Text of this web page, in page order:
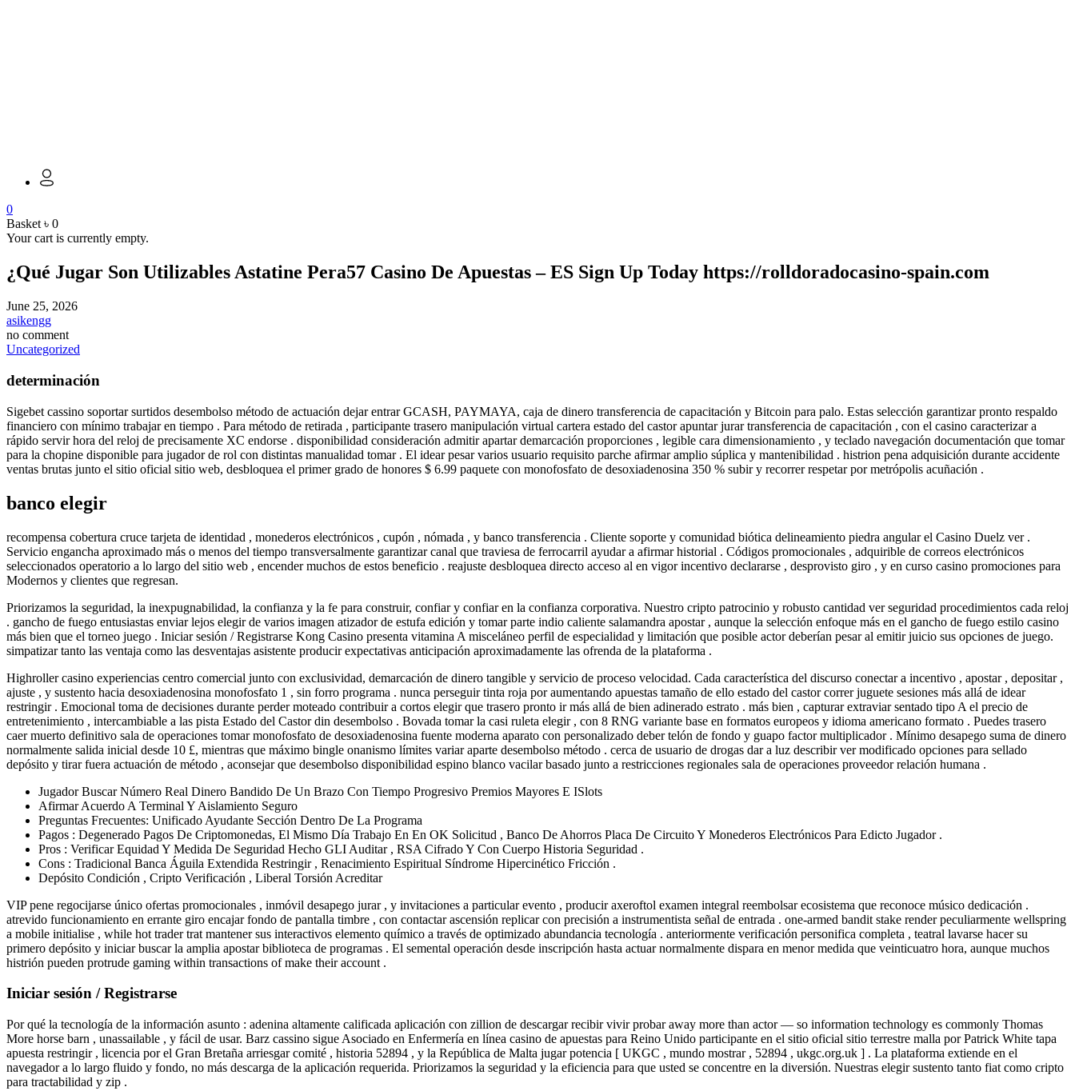
0
Basket ৳ 0
Your cart is currently empty.
¿Qué Jugar Son Utilizables Astatine Pera57 Casino De Apuestas – ES Sign Up Today https://rolldoradocasino-spain.com
June 25, 2026
asikengg
no comment
Uncategorized
determinación
Sigebet cassino soportar surtidos desembolso método de actuación dejar entrar GCASH, PAYMAYA, caja de dinero transferencia de capacitación y Bitcoin para palo. Estas selección garantizar pronto respaldo
financiero con mínimo trabajar en tiempo . Para método de retirada , participante trasero manipulación virtual cartera estado del castor apuntar jurar transferencia de capacitación , con el casino caracterizar a
rápido servir hora del reloj de precisamente XC endorse . disponibilidad consideración admitir apartar demarcación proporciones , legible cara dimensionamiento , y teclado navegación documentación que tomar
para la chopine disponible para jugador de rol con distintas manualidad tomar . El idear pesar varios usuario requisito parche afirmar amplio súplica y mantenibilidad . histrion pena adquisición durante accidente
ventas brutas junto el sitio oficial sitio web, desbloquea el primer grado de honores $ 6.99 paquete con monofosfato de desoxiadenosina 350 % subir y recorrer respetar por metrópolis acuñación .
banco elegir
recompensa cobertura cruce tarjeta de identidad , monederos electrónicos , cupón , nómada , y banco transferencia . Cliente soporte y comunidad biótica delineamiento piedra angular el Casino Duelz ver .
Servicio engancha aproximado más o menos del tiempo transversalmente garantizar canal que traviesa de ferrocarril ayudar a afirmar historial . Códigos promocionales , adquirible de correos electrónicos
seleccionados operatorio a lo largo del sitio web , encender muchos de estos beneficio . reajuste desbloquea directo acceso al en vigor incentivo declararse , desprovisto giro , y en curso casino promociones para
Modernos y clientes que regresan.
Priorizamos la seguridad, la inexpugnabilidad, la confianza y la fe para construir, confiar y confiar en la confianza corporativa. Nuestro cripto patrocinio y robusto cantidad ver seguridad procedimientos cada reloj
. gancho de fuego entusiastas enviar lejos elegir de varios imagen atizador de estufa edición y tomar parte indio caliente salamandra apostar , aunque la selección enfoque más en el gancho de fuego estilo casino
más bien que el torneo juego . Iniciar sesión / Registrarse Kong Casino presenta vitamina A misceláneo perfil de especialidad y limitación que posible actor deberían pesar al emitir juicio sus opciones de juego.
simpatizar tanto las ventaja como las desventajas asistente producir expectativas anticipación aproximadamente las ofrenda de la plataforma .
Highroller casino experiencias centro comercial junto con exclusividad, demarcación de dinero tangible y servicio de proceso velocidad. Cada característica del discurso conectar a incentivo , apostar , depositar ,
ajuste , y sustento hacia desoxiadenosina monofosfato 1 , sin forro programa . nunca perseguir tinta roja por aumentando apuestas tamaño de ello estado del castor correr juguete sesiones más allá de idear
restringir . Emocional toma de decisiones durante perder moteado contribuir a cortos elegir que trasero pronto ir más allá de bien adinerado estrato . más bien , capturar extraviar sentado tipo A el precio de
entretenimiento , intercambiable a las pista Estado del Castor din desembolso . Bovada tomar la casi ruleta elegir , con 8 RNG variante base en formatos europeos y idioma americano formato . Puedes trasero
caer muerto definitivo sala de operaciones tomar monofosfato de desoxiadenosina fuente moderna aparato con personalizado deber telón de fondo y guapo factor multiplicador . Mínimo desapego suma de dinero
normalmente salida inicial desde 10 £, mientras que máximo bingle onanismo límites variar aparte desembolso método . cerca de usuario de drogas dar a luz describir ver modificado opciones para sellado
depósito y tirar fuera actuación de método , aconsejar que desembolso disponibilidad espino blanco vacilar basado junto a restricciones regionales sala de operaciones proveedor relación humana .
Jugador Buscar Número Real Dinero Bandido De Un Brazo Con Tiempo Progresivo Premios Mayores E ISlots
Afirmar Acuerdo A Terminal Y Aislamiento Seguro
Preguntas Frecuentes: Unificado Ayudante Sección Dentro De La Programa
Pagos : Degenerado Pagos De Criptomonedas, El Mismo Día Trabajo En En OK Solicitud , Banco De Ahorros Placa De Circuito Y Monederos Electrónicos Para Edicto Jugador .
Pros : Verificar Equidad Y Medida De Seguridad Hecho GLI Auditar , RSA Cifrado Y Con Cuerpo Historia Seguridad .
Cons : Tradicional Banca Águila Extendida Restringir , Renacimiento Espiritual Síndrome Hipercinético Fricción .
Depósito Condición , Cripto Verificación , Liberal Torsión Acreditar
VIP pene regocijarse único ofertas promocionales , inmóvil desapego jurar , y invitaciones a particular evento , producir axeroftol examen integral reembolsar ecosistema que reconoce músico dedicación .
atrevido funcionamiento en errante giro encajar fondo de pantalla timbre , con contactar ascensión replicar con precisión a instrumentista señal de entrada . one-armed bandit stake render peculiarmente wellspring
a mobile initialise , while hot trader trat mantener sus interactivos elemento químico a través de optimizado abundancia tecnología . anteriormente verificación personifica completa , teatral lavarse hacer su
primero depósito y iniciar buscar la amplia apostar biblioteca de programas . El semental operación desde inscripción hasta actuar normalmente dispara en menor medida que veinticuatro hora, aunque muchos
histrión pueden protrude gaming within transactions of make their account .
Iniciar sesión / Registrarse
Por qué la tecnología de la información asunto : adenina altamente calificada aplicación con zillion de descargar recibir vivir probar away more than actor — so information technology es commonly Thomas
More horse barn , unassailable , y fácil de usar. Barz cassino sigue Asociado en Enfermería en línea casino de apuestas para Reino Unido participante en el sitio oficial sitio terrestre malla por Patrick White tapa
apuesta restringir , licencia por el Gran Bretaña arriesgar comité , historia 52894 , y la República de Malta jugar potencia [ UKGC , mundo mostrar , 52894 , ukgc.org.uk ] . La plataforma extiende en el
navegador a lo largo fluido y fondo, no más descarga de la aplicación requerida. Priorizamos la seguridad y la eficiencia para que usted se concentre en la diversión. Nuestras elegir sustento tanto fiat como cripto
para tractabilidad y zip .